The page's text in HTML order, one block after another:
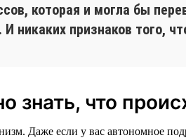
которая и могла бы
никаких признаков того,
знать, что
Даже если у вас автономное